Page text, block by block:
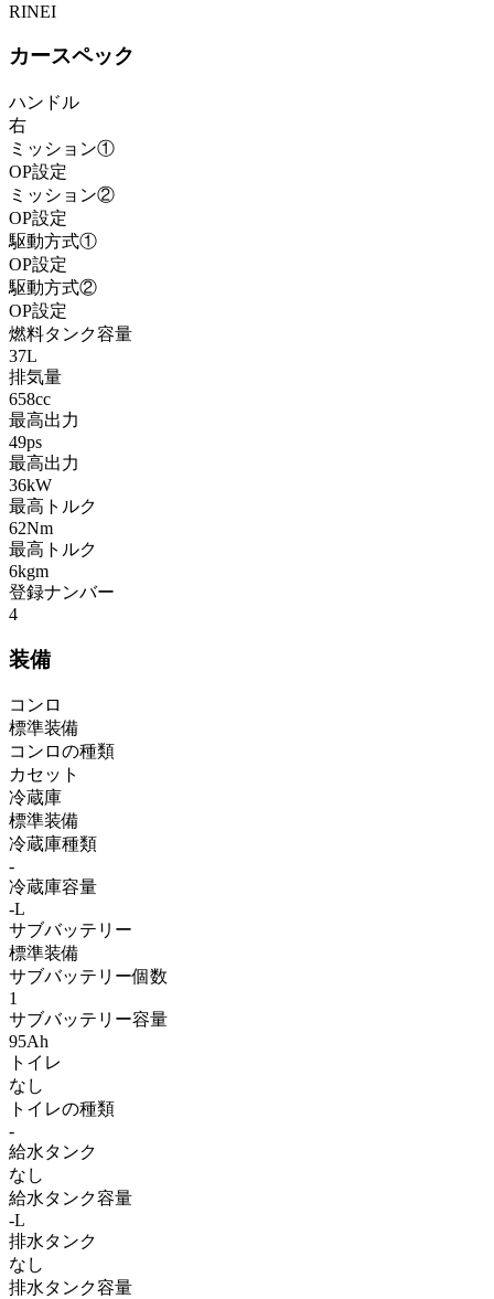
RINEI
カースペック
ハンドル
右
ミッション①
OP設定
ミッション②
OP設定
駆動方式①
OP設定
駆動方式②
OP設定
燃料タンク容量
37L
排気量
658cc
最高出力
49ps
最高出力
36kW
最高トルク
62Nm
最高トルク
6kgm
登録ナンバー
4
装備
コンロ
標準装備
コンロの種類
カセット
冷蔵庫
標準装備
冷蔵庫種類
-
冷蔵庫容量
-L
サブバッテリー
標準装備
サブバッテリー個数
1
サブバッテリー容量
95Ah
トイレ
なし
トイレの種類
-
給水タンク
なし
給水タンク容量
-L
排水タンク
なし
排水タンク容量